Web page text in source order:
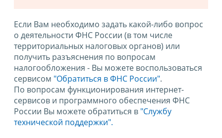
Если Вам необходимо задать какой-либо вопрос
о деятельности ФНС России (в том числе
территориальных налоговых органов) или
получить разъяснения по вопросам
налогообложения - Вы можете воспользоваться
сервисом "Обратиться в ФНС России".
По вопросам функционирования интернет-
сервисов и программного обеспечения ФНС
России Вы можете обратиться в "Службу
технической поддержки".